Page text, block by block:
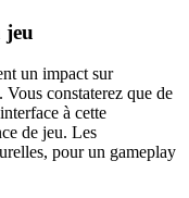
jeu
un impact sur
constaterez que de
à cette
de jeu. Les
pour un gameplay